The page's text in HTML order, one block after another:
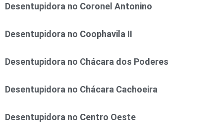
Desentupidora no Coronel Antonino
Desentupidora no Coophavila II
Desentupidora no Chácara dos Poderes
Desentupidora no Chácara Cachoeira
Desentupidora no Centro Oeste